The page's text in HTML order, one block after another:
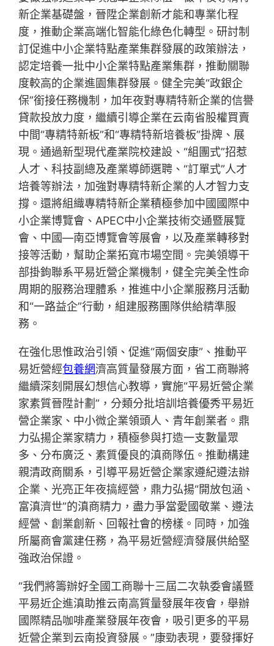
新企業基礎盤，晉陞企業創新才能和專業化程
度，推動企業高端化智能化綠色化轉型。研討制
訂促進中小企業特點產業集群發展的政策辦法，
認定培養一批中小企業特點產業集群，推動關聯
度較高的企業進園集群發展。健全完美“政銀企
保”銜接任務機制，加年夜對專精特新企業的信譽
貸款投放力度，繼續引導企業在云南省股權買賣
中間“專精特新板”和“專精特新培養板”掛牌、展
現。通過新型現代產業院校建設、“組團式”招惹
人才、科技副總及產業導師選聘、“訂單式”人才
培養等辦法，加強對專精特新企業的人才智力支
撐。還將組織專精特新企業積極參加中國國際中
小企業博覽會、APEC中小企業技術交通暨展覽
會、中國—南亞博覽會等展會，以及產業轉移對
接等活動，幫助企業拓寬市場空間。完美領導干
部掛鉤聯系平易近營企業機制，健全完美全性命
周期的服務治理體系，推進中小企業服務月活動
和“一路益企”行動，組建服務團隊供給精準服
務。
在強化思惟政治引領、促進“兩個安康”、推動平
易近營經包養網濟高質量發展方面，省工商聯將
繼續深刻開展幻想信心教導，實施“平易近營企業
家素質晉陞計劃”，分類分批培訓培養優秀平易近
營企業家、中小微企業領頭人、青年創業者。鼎
力弘揚企業家精力，積極參與打造一支數量眾
多、分布廣泛、素質優良的滇商隊伍。推動構建
親清政商關系，引導平易近營企業家遵紀遵法辦
企業、光亮正年夜搞經營，鼎力弘揚“開放包涵、
富滇濟世”的滇商精力，盡力爭當愛國敬業、遵法
經營、創業創新、回報社會的榜樣。同時，加強
所屬商會黨建任務，為平易近營經濟發展供給堅
強政治保證。
“我們將籌辦好全國工商聯十三屆二次執委會議暨
平易近企進滇助推云南高質量發展年夜會，舉辦
國際精品咖啡產業發展年夜會，吸引更多的平易
近營企業到云南投資發展。”康勁表現，要發揮好